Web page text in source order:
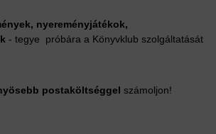
nyereményjátékok,
- tegye próbára a Könyvklub szolgáltatását
postaköltséggel számoljon!